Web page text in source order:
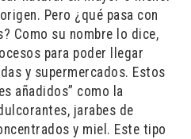
Pero ¿qué pasa con
Como su nombre lo dice,
para poder llegar
y supermercados. Estos
añadidos” como la
jarabes de
y miel. Este tipo